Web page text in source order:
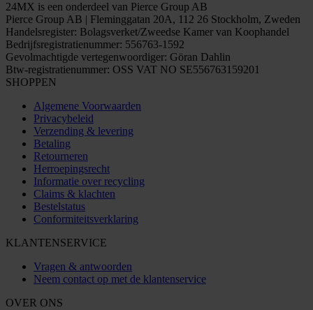
24MX is een onderdeel van Pierce Group AB
Pierce Group AB | Fleminggatan 20A, 112 26 Stockholm, Zweden
Handelsregister: Bolagsverket/Zweedse Kamer van Koophandel
Bedrijfsregistratienummer: 556763-1592
Gevolmachtigde vertegenwoordiger: Göran Dahlin
Btw-registratienummer: OSS VAT NO SE556763159201
SHOPPEN
Algemene Voorwaarden
Privacybeleid
Verzending & levering
Betaling
Retourneren
Herroepingsrecht
Informatie over recycling
Claims & klachten
Bestelstatus
Conformiteitsverklaring
KLANTENSERVICE
Vragen & antwoorden
Neem contact op met de klantenservice
OVER ONS